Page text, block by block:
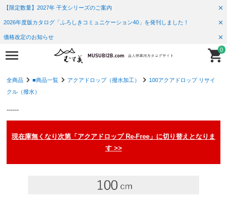
【限定数量】2027年 干支シリーズのご案内
2026年度版カタログ「ふろしきコミュニケーション40」を発刊しました！
価格改定のお知らせ
0
全商品 ■商品一覧 アクアドロップ（撥水加工）
100アクアドロップ リサイ
クル（撥水）
------
現在庫無くなり次第「アクアドロップ Re-Free」に切り替えとなりま
す >>